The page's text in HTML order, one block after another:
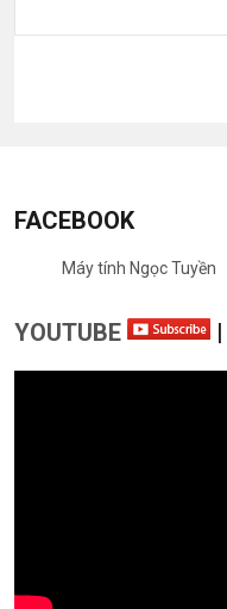
FACEBOOK
Máy tính Ngọc Tuyền
YOUTUBE |